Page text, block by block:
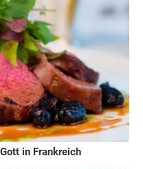
in Frankreich